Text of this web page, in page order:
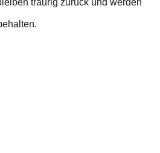
traurig zurück und werden